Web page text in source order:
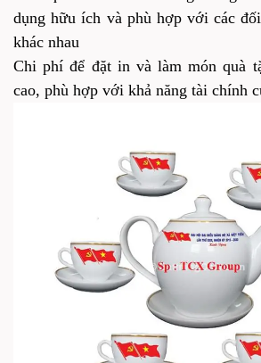
dụng hữu ích và phù hợp với các
khác nhau
Chi phí để đặt in và làm món quà
cao, phù hợp với khả năng tài chính